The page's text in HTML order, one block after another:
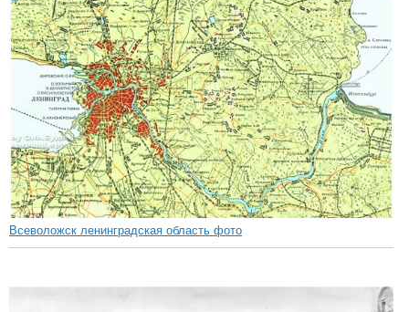
Всеволожск ленинградская область фото